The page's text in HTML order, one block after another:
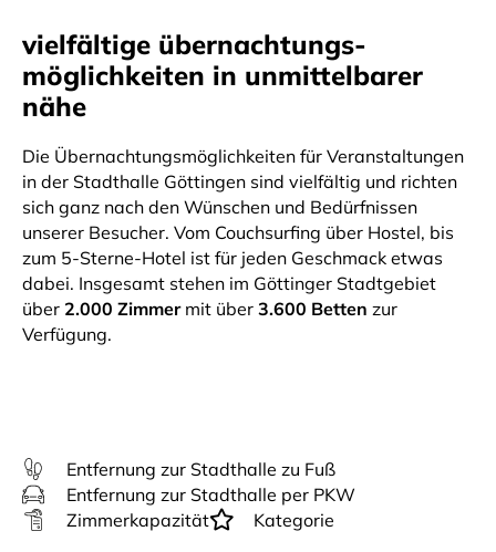
vielfältige übernachtungs-
möglichkeiten in unmittelbarer
nähe
Die Übernachtungsmöglichkeiten für Veranstaltungen
in der Stadthalle Göttingen sind vielfältig und richten
sich ganz nach den Wünschen und Bedürfnissen
unserer Besucher. Vom Couchsurfing über Hostel, bis
zum 5-Sterne-Hotel ist für jeden Geschmack etwas
dabei. Insgesamt stehen im Göttinger Stadtgebiet
über 2.000 Zimmermit über 3.600 Betten zur
Verfügung.
Entfernung zur Stadthalle zu Fuß
Entfernung zur Stadthalle per PKW
Zimmerkapazität
Kategorie